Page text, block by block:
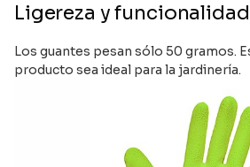
Ligereza y funcionalidad
Los guantes pesan sólo 50 gramos.
producto sea ideal para la jardinería.